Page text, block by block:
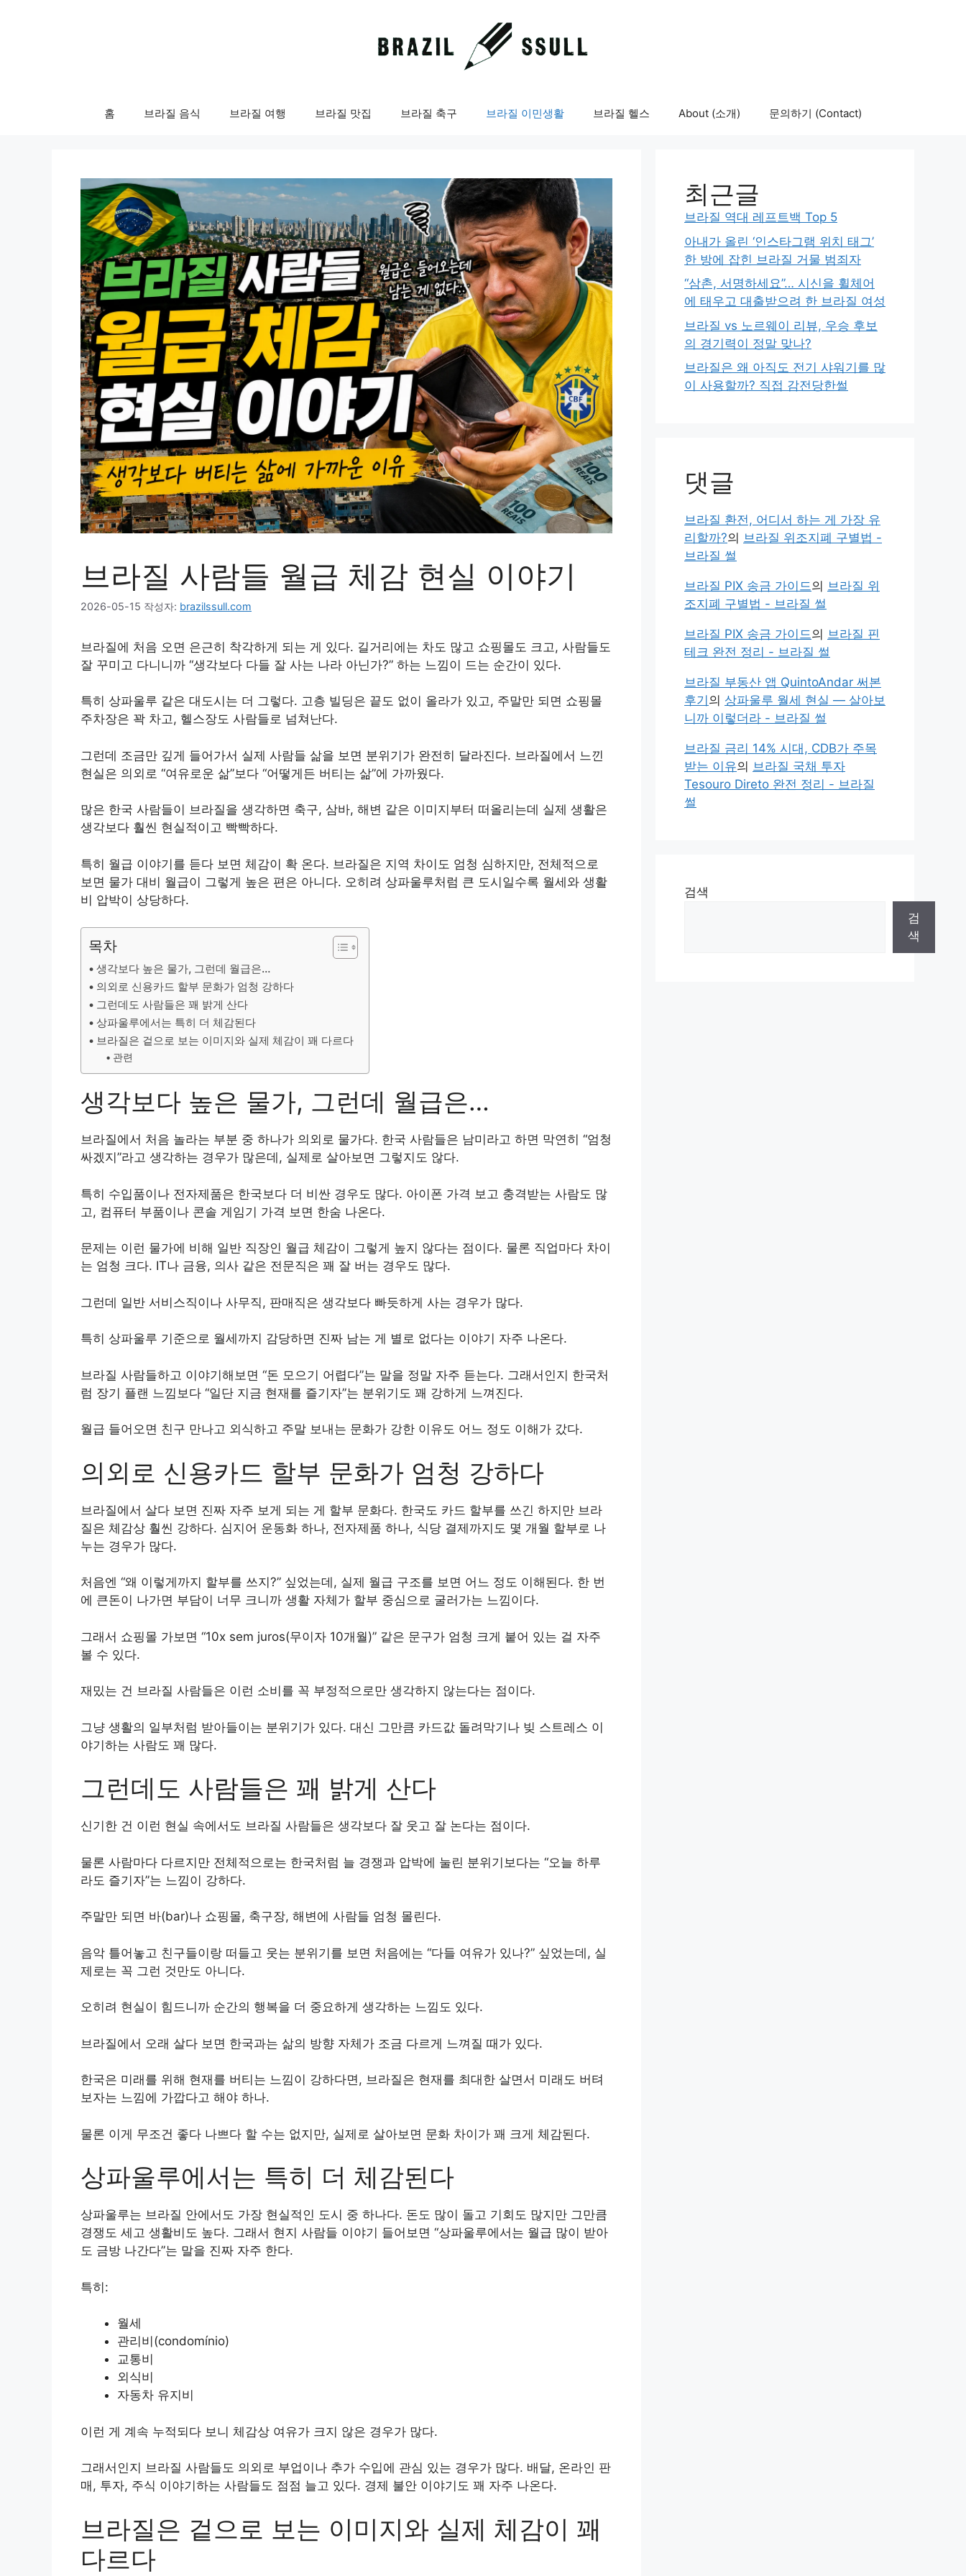
홈 브라질 음식 브라질 여행 브라질 맛집 브라질 축구 브라질 이민생활 브라질 헬스 About (소개) 문의하기 (Contact)
브라질 사람들 월급 체감 현실 이야기
2026-05-15 작성자: brazilssull.com
브라질에 처음 오면 은근히 착각하게 되는 게 있다. 길거리에는 차도 많고 쇼핑몰도 크고, 사람들도
잘 꾸미고 다니니까 “생각보다 다들 잘 사는 나라 아닌가?” 하는 느낌이 드는 순간이 있다.
특히 상파울루 같은 대도시는 더 그렇다. 고층 빌딩은 끝도 없이 올라가 있고, 주말만 되면 쇼핑몰
주차장은 꽉 차고, 헬스장도 사람들로 넘쳐난다.
그런데 조금만 깊게 들어가서 실제 사람들 삶을 보면 분위기가 완전히 달라진다. 브라질에서 느낀
현실은 의외로 “여유로운 삶”보다 “어떻게든 버티는 삶”에 가까웠다.
많은 한국 사람들이 브라질을 생각하면 축구, 삼바, 해변 같은 이미지부터 떠올리는데 실제 생활은
생각보다 훨씬 현실적이고 빡빡하다.
특히 월급 이야기를 듣다 보면 체감이 확 온다. 브라질은 지역 차이도 엄청 심하지만, 전체적으로
보면 물가 대비 월급이 그렇게 높은 편은 아니다. 오히려 상파울루처럼 큰 도시일수록 월세와 생활
비 압박이 상당하다.
목차
생각보다 높은 물가, 그런데 월급은…
의외로 신용카드 할부 문화가 엄청 강하다
그런데도 사람들은 꽤 밝게 산다
상파울루에서는 특히 더 체감된다
브라질은 겉으로 보는 이미지와 실제 체감이 꽤 다르다
관련
생각보다 높은 물가, 그런데 월급은…
브라질에서 처음 놀라는 부분 중 하나가 의외로 물가다. 한국 사람들은 남미라고 하면 막연히 “엄청
싸겠지”라고 생각하는 경우가 많은데, 실제로 살아보면 그렇지도 않다.
특히 수입품이나 전자제품은 한국보다 더 비싼 경우도 많다. 아이폰 가격 보고 충격받는 사람도 많
고, 컴퓨터 부품이나 콘솔 게임기 가격 보면 한숨 나온다.
문제는 이런 물가에 비해 일반 직장인 월급 체감이 그렇게 높지 않다는 점이다. 물론 직업마다 차이
는 엄청 크다. IT나 금융, 의사 같은 전문직은 꽤 잘 버는 경우도 많다.
그런데 일반 서비스직이나 사무직, 판매직은 생각보다 빠듯하게 사는 경우가 많다.
특히 상파울루 기준으로 월세까지 감당하면 진짜 남는 게 별로 없다는 이야기 자주 나온다.
브라질 사람들하고 이야기해보면 “돈 모으기 어렵다”는 말을 정말 자주 듣는다. 그래서인지 한국처
럼 장기 플랜 느낌보다 “일단 지금 현재를 즐기자”는 분위기도 꽤 강하게 느껴진다.
월급 들어오면 친구 만나고 외식하고 주말 보내는 문화가 강한 이유도 어느 정도 이해가 갔다.
의외로 신용카드 할부 문화가 엄청 강하다
브라질에서 살다 보면 진짜 자주 보게 되는 게 할부 문화다. 한국도 카드 할부를 쓰긴 하지만 브라
질은 체감상 훨씬 강하다. 심지어 운동화 하나, 전자제품 하나, 식당 결제까지도 몇 개월 할부로 나
누는 경우가 많다.
처음엔 “왜 이렇게까지 할부를 쓰지?” 싶었는데, 실제 월급 구조를 보면 어느 정도 이해된다. 한 번
에 큰돈이 나가면 부담이 너무 크니까 생활 자체가 할부 중심으로 굴러가는 느낌이다.
그래서 쇼핑몰 가보면 “10x sem juros(무이자 10개월)” 같은 문구가 엄청 크게 붙어 있는 걸 자주
볼 수 있다.
재밌는 건 브라질 사람들은 이런 소비를 꼭 부정적으로만 생각하지 않는다는 점이다.
그냥 생활의 일부처럼 받아들이는 분위기가 있다. 대신 그만큼 카드값 돌려막기나 빚 스트레스 이
야기하는 사람도 꽤 많다.
그런데도 사람들은 꽤 밝게 산다
신기한 건 이런 현실 속에서도 브라질 사람들은 생각보다 잘 웃고 잘 논다는 점이다.
물론 사람마다 다르지만 전체적으로는 한국처럼 늘 경쟁과 압박에 눌린 분위기보다는 “오늘 하루
라도 즐기자”는 느낌이 강하다.
주말만 되면 바(bar)나 쇼핑몰, 축구장, 해변에 사람들 엄청 몰린다.
음악 틀어놓고 친구들이랑 떠들고 웃는 분위기를 보면 처음에는 “다들 여유가 있나?” 싶었는데, 실
제로는 꼭 그런 것만도 아니다.
오히려 현실이 힘드니까 순간의 행복을 더 중요하게 생각하는 느낌도 있다.
브라질에서 오래 살다 보면 한국과는 삶의 방향 자체가 조금 다르게 느껴질 때가 있다.
한국은 미래를 위해 현재를 버티는 느낌이 강하다면, 브라질은 현재를 최대한 살면서 미래도 버텨
보자는 느낌에 가깝다고 해야 하나.
물론 이게 무조건 좋다 나쁘다 할 수는 없지만, 실제로 살아보면 문화 차이가 꽤 크게 체감된다.
상파울루에서는 특히 더 체감된다
상파울루는 브라질 안에서도 가장 현실적인 도시 중 하나다. 돈도 많이 돌고 기회도 많지만 그만큼
경쟁도 세고 생활비도 높다. 그래서 현지 사람들 이야기 들어보면 “상파울루에서는 월급 많이 받아
도 금방 나간다”는 말을 진짜 자주 한다.
특히:
월세
관리비(condomínio)
교통비
외식비
자동차 유지비
이런 게 계속 누적되다 보니 체감상 여유가 크지 않은 경우가 많다.
그래서인지 브라질 사람들도 의외로 부업이나 추가 수입에 관심 있는 경우가 많다. 배달, 온라인 판
매, 투자, 주식 이야기하는 사람들도 점점 늘고 있다. 경제 불안 이야기도 꽤 자주 나온다.
브라질은 겉으로 보는 이미지와 실제 체감이 꽤
다르다
최근글
브라질 역대 레프트백 Top 5
아내가 올린 ‘인스타그램 위치 태그’
한 방에 잡힌 브라질 거물 범죄자
“삼촌, 서명하세요”… 시신을 휠체어
에 태우고 대출받으려 한 브라질 여성
브라질 vs 노르웨이 리뷰, 우승 후보
의 경기력이 정말 맞나?
브라질은 왜 아직도 전기 샤워기를 많
이 사용할까? 직접 감전당한썰
댓글
브라질 환전, 어디서 하는 게 가장 유
리할까?의 브라질 위조지폐 구별법 -
브라질 썰
브라질 PIX 송금 가이드의 브라질 위
조지폐 구별법 - 브라질 썰
브라질 PIX 송금 가이드의 브라질 핀
테크 완전 정리 - 브라질 썰
브라질 부동산 앱 QuintoAndar 써본
후기 의 상파울루 월세 현실 — 살아보
니까 이렇더라 - 브라질 썰
브라질 금리 14% 시대, CDB가 주목
받는 이유의 브라질 국채 투자
Tesouro Direto 완전 정리 - 브라질
썰
검색
검
색